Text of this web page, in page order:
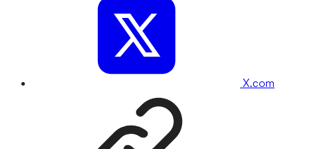
X.com